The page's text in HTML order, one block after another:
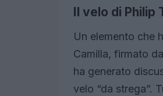
Il velo di Philip
Un elemento che
Camilla, firmato
ha generato
velo “da strega”.